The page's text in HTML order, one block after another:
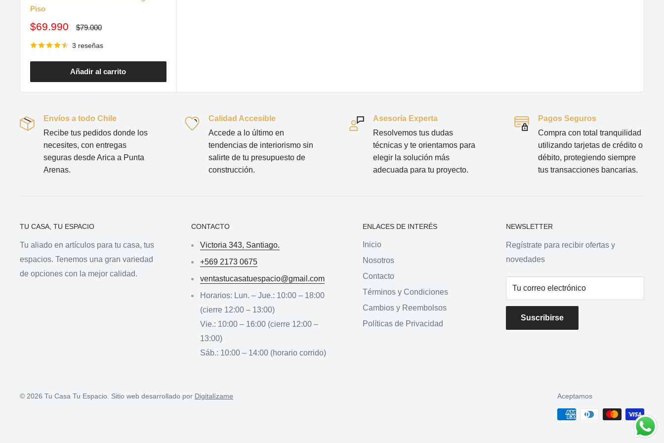
Piso
Precio
venta
$69.990
Precio
$79.000
3 reseñas
Añadir al carrito
Envíos a todo Chile
Recibe tus pedidos donde los
necesites, con entregas
seguras desde Arica a Punta
Arenas.
Calidad Accesible
Accede a lo último en
tendencias de interiorismo sin
salirte de tu presupuesto de
construcción.
Asesoría Experta
Resolvemos tus dudas
técnicas y te orientamos para
elegir la solución más
adecuada para tu proyecto.
Pagos Seguros
Compra con total tranquilidad
utilizando tarjetas de crédito o
débito, protegiendo siempre
tus transacciones bancarias.
TU CASA, TU ESPACIO
Tu aliado en artículos para tu casa, tus
espacios. Tenemos una gran variedad
de opciones con la mejor calidad.
CONTACTO
Victoria 343, Santiago.
+569 2173 0675
ventastucasatuespacio@gmail.com
Horarios: Lun. – Jue.: 10:00 – 18:00
(cierre 12:00 – 13:00)
Vie.: 10:00 – 16:00 (cierre 12:00 –
13:00)
Sáb.: 10:00 – 14:00 (horario corrido)
ENLACES DE INTERÉS
Inicio
Nosotros
Contacto
Términos y Condiciones
Cambios y Reembolsos
Políticas de Privacidad
NEWSLETTER
Regístrate para recibir ofertas y
novedades
Tu correo electrónico
Suscribirse
© 2026 Tu Casa Tu Espacio. Sitio web desarrollado por Digitalízame Aceptamos